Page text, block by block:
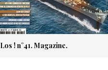
Los ! n°41. Magazine.